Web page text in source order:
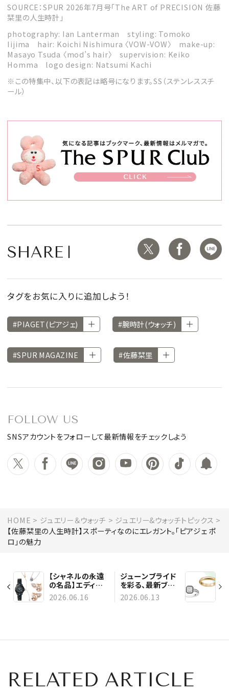
SOURCE：SPUR 2026年7月号「The ART of PRECISION 佐藤
栞里の人生時計」
photography: Ian Lanterman styling: Tomoko
Iijima hair: Koichi Nishimura 〈VOW-VOW〉 make-up:
Masayo Tsuda 〈mod’s hair〉 supervision: Keiko
Homma logo design: Natsumi Kachi
※この特集中、以下の表記は略号になります。SS（ステンレススチ
ール）
SHARE
タグをお気に入りに追加しよう！
#PIAGET(ピアジェ) #腕時計(ウォッチ)
#SPUR MAGAZINE #佐藤栞里
FOLLOW US
SNSアカウントをフォローして最新情報をチェックしよう
HOME ジュエリー＆ウォッチ
ジュエリー&ウォッチトピックス
【佐藤栞里の人生時計】スポーティなのにエレガント。「ピアジェ ポ
ロ」の魅力
【シャネルの永遠
の名品】エディタ
ーが選ぶ、一生も
ののジュエリー＆
2026.06.16
ジューンブライド
を彩る、最新ブラ
イダルリング18選
｜婚約指輪＆結婚
2026.06.13
RELATED ARTICLE